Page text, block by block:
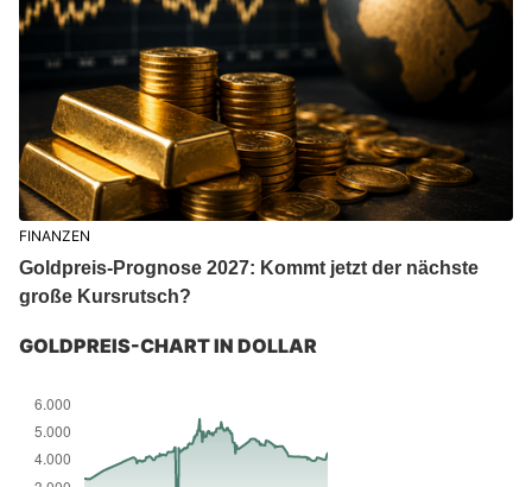
FINANZEN
Goldpreis-Prognose 2027: Kommt jetzt der nächste
große Kursrutsch?
GOLDPREIS-CHART IN DOLLAR